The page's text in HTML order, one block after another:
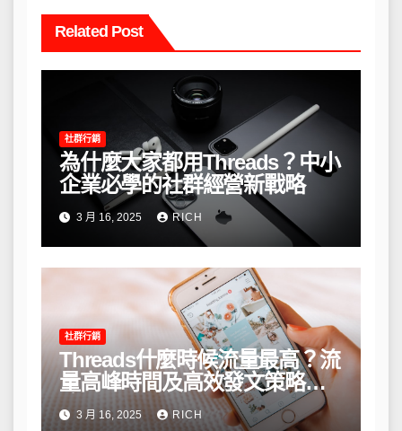
Related Post
社群行銷
為什麼大家都用Threads？中小
企業必學的社群經營新戰略
3 月 16, 2025 RICH
社群行銷
Threads什麼時候流量最高？流
量高峰時間及高效發文策略攻
略3 月 16, 2025 RICH